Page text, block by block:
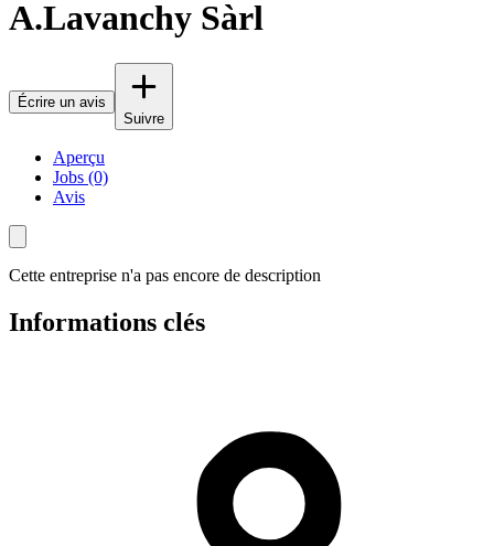
A.Lavanchy Sàrl
Écrire un avis
Suivre
Aperçu
Jobs (0)
Avis
Cette entreprise n'a pas encore de description
Informations clés